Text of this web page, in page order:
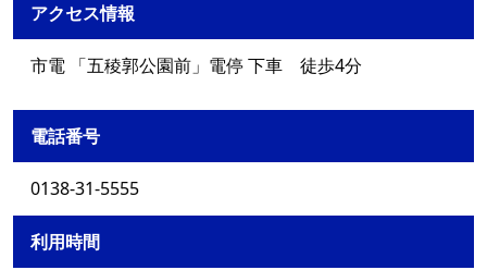
アクセス情報
市電 「五稜郭公園前」電停 下車 徒歩4分
電話番号
0138-31-5555
利用時間